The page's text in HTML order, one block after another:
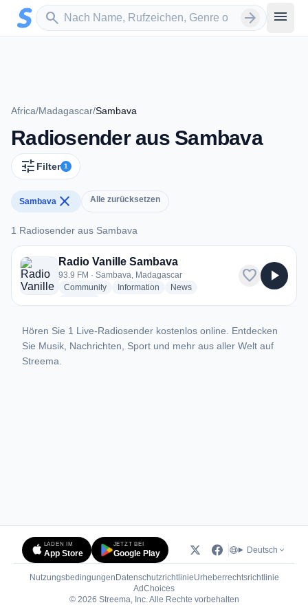
Zum Hauptinhalt springen
search
Sender suchen arrow_forward menu
Africa/Madagascar/Sambava
Radiosender aus Sambava
tune Filter 1
Sambava close Alle zurücksetzen
1 Radiosender aus Sambava
1 Radiosender aus Sambava
Radio Vanille Sambava
93.9 FM · Sambava, Madagascar
Communityradio stations
Information radio stations
Newsradio stations
favorite play_arrow
Hören Sie 1 Live-Radiosender kostenlos online. Entdecken
Sie Musik, Nachrichten, Sport und mehr aus aller Welt auf
Streema.
LADEN IM
App Store
JETZT BEI
Google Play Deutsch
Nutzungsbedingungen DatenschutzrichtlinieUrheberrechtsrichtlinie
AdChoices(öffnet in neuem Tab)
© 2026 Streema, Inc. Alle Rechte vorbehalten